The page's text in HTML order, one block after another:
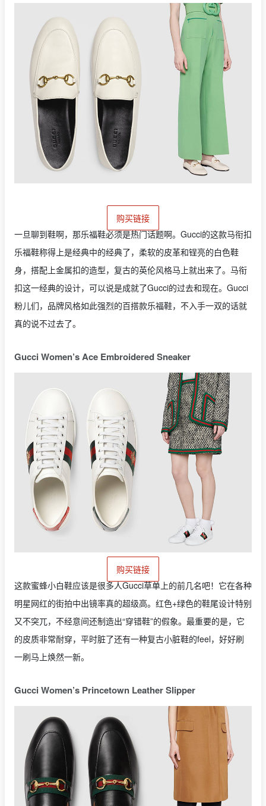
购买链接
一旦聊到鞋啊，那乐福鞋必须是热门话题啊。Gucci的这款马衔扣
乐福鞋称得上是经典中的经典了，柔软的皮革和锃亮的白色鞋
身，搭配上金属扣的造型，复古的英伦风格马上就出来了。马衔
扣这一经典的设计，可以说是成就了Gucci的过去和现在。Gucci
粉儿们，品牌风格如此强烈的百搭款乐福鞋，不入手一双的话就
真的说不过去了。
Gucci Women’s Ace Embroidered Sneaker
购买链接
这款蜜蜂小白鞋应该是很多人Gucci草单上的前几名吧！它在各种
明星网红的街拍中出镜率真的超级高。红色+绿色的鞋尾设计特别
又不突兀，不经意间还制造出“穿错鞋”的假象。最重要的是，它
的皮质非常耐穿，平时脏了还有一种复古小脏鞋的feel，好好刷
一刷马上焕然一新。
Gucci Women’s Princetown Leather Slipper